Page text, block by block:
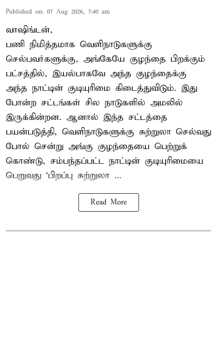
Published on: 07 Aug 2026, 7:40 am
வாஷிங்டன்,
பணி நிமித்தமாக வெளிநாடுகளுக்கு
செல்பவர்களுக்கு, அங்கேயே குழந்தை பிறக்கும்
பட்சத்தில், இயல்பாகவே அந்த குழந்தைக்கு
அந்த நாட்டின் குடியுரிமை கிடைத்துவிடும். இது
போன்ற சட்டங்கள் சில நாடுகளில் அமலில்
இருக்கின்றன. ஆனால் இந்த சட்டத்தை
பயன்படுத்தி, வெளிநாடுகளுக்கு சுற்றுலா செல்வது
போல் சென்று அங்கு குழந்தையை பெற்றுக்
கொண்டு, சம்பந்தப்பட்ட நாட்டின் குடியுரிமையை
பெறுவது ‘பிறப்பு சுற்றுலா ...
Read More